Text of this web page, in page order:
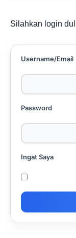
Silahkan login
Username/Email
Password
Ingat Saya